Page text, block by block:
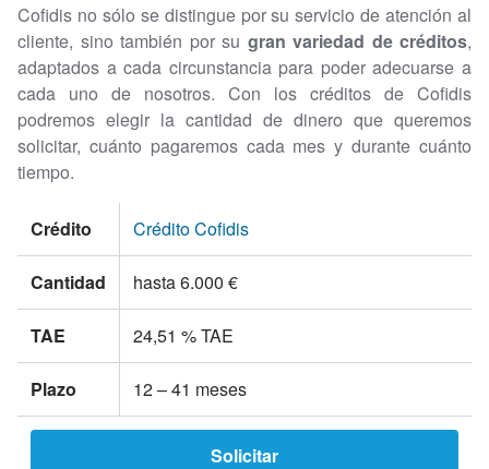
Cofidis no sólo se distingue por su servicio de atención al
cliente, sino también por su gran variedad de créditos,
adaptados a cada circunstancia para poder adecuarse a
cada uno de nosotros. Con los créditos de Cofidis
podremos elegir la cantidad de dinero que queremos
solicitar, cuánto pagaremos cada mes y durante cuánto
tiempo.
Crédito Crédito Cofidis
Cantidad hasta 6.000 €
TAE 24,51 % TAE
Plazo 12 – 41 meses
Solicitar